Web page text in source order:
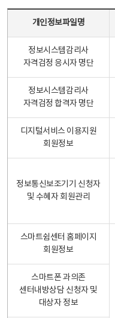
개인정보파일명
정보시스템감리사
자격검정 응시자 명단
정보시스템감리사
자격검정 합격자 명단
디지털서비스 이용지원
회원정보
정보통신보조기기 신청자
및 수혜자 회원관리
스마트쉼센터 홈페이지
회원정보
스마트폰 과의존
센터내방상담 신청자 및
대상자 정보